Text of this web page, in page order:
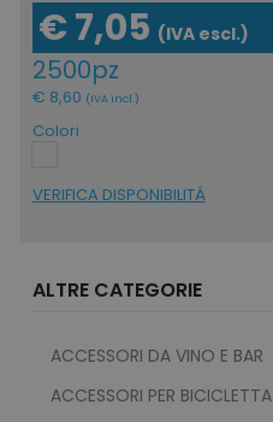
€ 7,05 (IVA escl.)
2500pz
€ 8,60 (IVA incl.)
Colori
VERIFICA DISPONIBILITÁ
ALTRE CATEGORIE
ACCESSORI DA VINO E BAR
ACCESSORI PER BICICLETTA